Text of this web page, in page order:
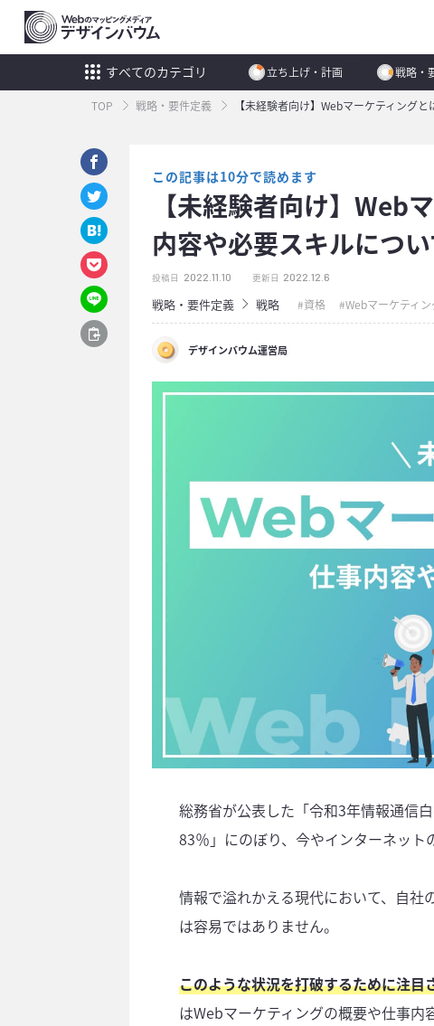
すべてのカテゴリ 立ち上げ・計画 戦略・
TOP 戦略・要件定義 【未経験者向け】Webマーケティング
この記事は10分で読めます
【未経験者向け】Web
内容や必要スキルにつ
投稿日 2022.11.10 更新日 2022.12.6
戦略・要件定義 戦略 資格 Webマーケティン
デザインバウム運営局
総務省が公表した「令和3年情報通信
83％」にのぼり、今やインターネット
情報で溢れかえる現代において、自社
は容易ではありません。
このような状況を打破するために注
はWebマーケティングの概要や仕事内